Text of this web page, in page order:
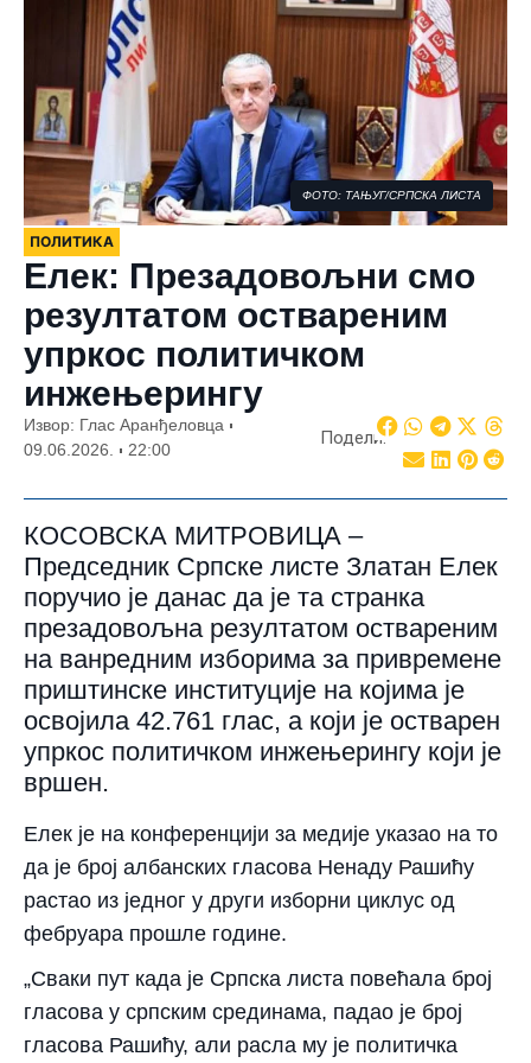
ФОТО: ТАЊУГ/СРПСКА ЛИСТА
ПОЛИТИКА
Елек: Презадовољни смо
резултатом оствареним
упркос политичком
инжењерингу
Извор: Глас Аранђеловца
09.06.2026.
22:00
Подели:
КОСОВСКА МИТРОВИЦА –
Председник Српске листе Златан Елек
поручио је данас да је та странка
презадовољна резултатом оствареним
на ванредним изборима за привремене
приштинске институције на којима је
освојила 42.761 глас, а који је остварен
упркос политичком инжењерингу који је
вршен.
Елек је на конференцији за медије указао на то
да је број албанских гласова Ненаду Рашићу
растао из једног у други изборни циклус од
фебруара прошле године.
„Сваки пут када је Српска листа повећала број
гласова у српским срединама, падао је број
гласова Рашићу, али расла му је политичка